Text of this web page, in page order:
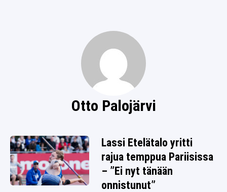
Otto Palojärvi
Lassi Etelätalo yritti
rajua temppua Pariisissa
– ”Ei nyt tänään
onnistunut”